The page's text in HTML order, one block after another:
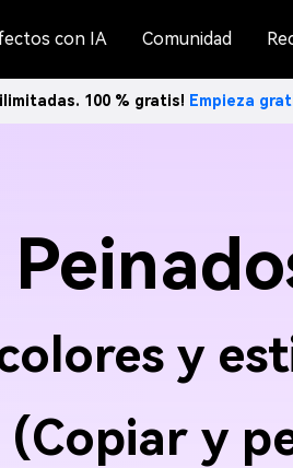
con IA Comunidad
100 % gratis! Empieza
y
(Copiar y